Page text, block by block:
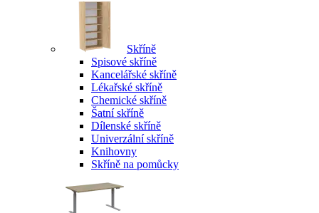
Skříně
Spisové skříně
Kancelářské skříně
Lékařské skříně
Chemické skříně
Šatní skříně
Dílenské skříně
Univerzální skříně
Knihovny
Skříně na pomůcky